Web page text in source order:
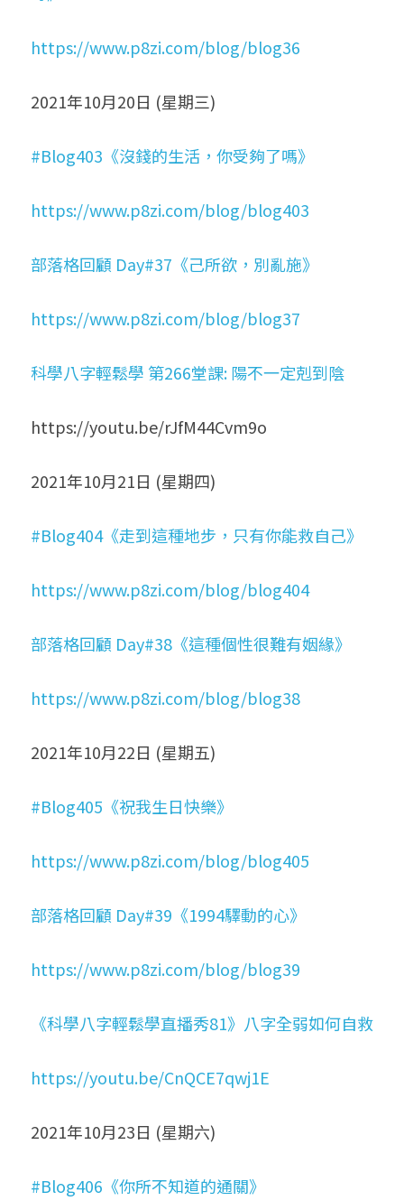
https://www.p8zi.com/blog/blog36
2021年10月20日 (星期三)
#Blog403《沒錢的生活，你受夠了嗎》
https://www.p8zi.com/blog/blog403
部落格回顧 Day#37《己所欲，別亂施》
https://www.p8zi.com/blog/blog37
科學八字輕鬆學 第266堂課: 陽不一定剋到陰
https://youtu.be/rJfM44Cvm9o
2021年10月21日 (星期四)
#Blog404《走到這種地步，只有你能救自己》
https://www.p8zi.com/blog/blog404
部落格回顧 Day#38《這種個性很難有姻緣》
https://www.p8zi.com/blog/blog38
2021年10月22日 (星期五)
#Blog405《祝我生日快樂》
https://www.p8zi.com/blog/blog405
部落格回顧 Day#39《1994驛動的心》
https://www.p8zi.com/blog/blog39
《科學八字輕鬆學直播秀81》八字全弱如何自救
https://youtu.be/CnQCE7qwj1E
2021年10月23日 (星期六)
#Blog406《你所不知道的通關》